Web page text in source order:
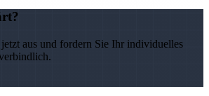
aus und fordern Sie Ihr individuelles